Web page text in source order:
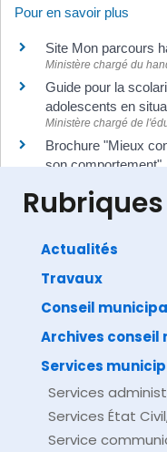
Pour en savoir plus
Site Mon parcours
Ministère chargé du
Guide pour la
adolescents en
Ministère chargé de
Brochure "Mieux
son comportement"
Direction de l'information
Rubriques
Actualités
Travaux
Conseil
Archives conseil
Services
Services
Services État
Service